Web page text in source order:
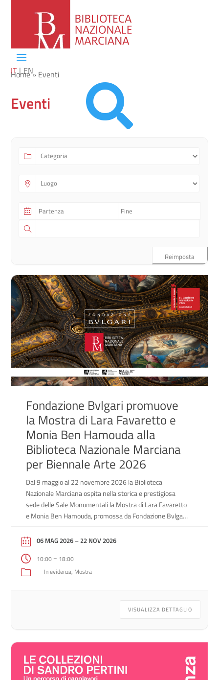
IT EN

Home» Eventi
Eventi
Reimposta
Fondazione Bvlgari promuove
la Mostra di Lara Favaretto e
Monia Ben Hamouda alla
Biblioteca Nazionale Marciana
per Biennale Arte 2026
Dal 9 maggio al 22 novembre 2026 la Biblioteca
Nazionale Marciana ospita nella storica e prestigiosa
sede delle Sale Monumentali la Mostra di Lara Favaretto
e Monia Ben Hamouda, promossa da Fondazione Bvlgari
Internazionale d’Arte – La Biennale di Venezia. Il
progetto espositivo riunisce due interventi site-specific:
Momentary Monument […]
06 MAG 2026– 22 NOV 2026
10:00 – 18:00
In evidenza Mostra
VISUALIZZA DETTAGLIO